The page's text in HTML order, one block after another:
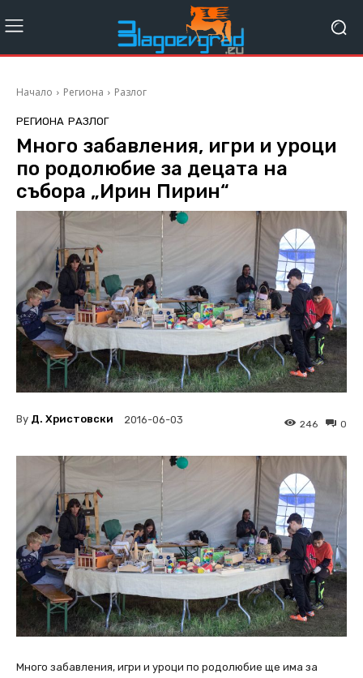
Начало Региона Разлог
РЕГИОНА РАЗЛОГ
Много забавления, игри и уроци
по родолюбие за децата на
събора „Ирин Пирин“
By Д. Христовски 2016-06-03 0
246
Много забавления, игри и уроци по родолюбие ще има за